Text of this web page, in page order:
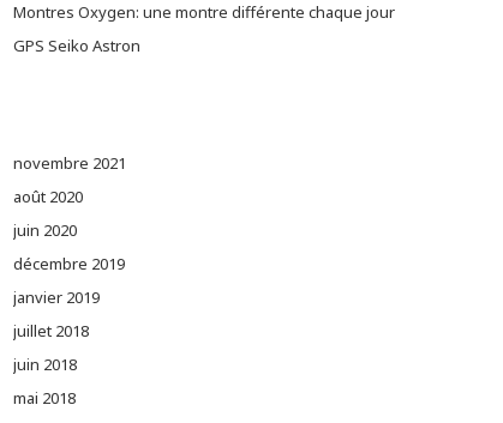
Montres Oxygen: une montre différente chaque jour
GPS Seiko Astron
novembre 2021
août 2020
juin 2020
décembre 2019
janvier 2019
juillet 2018
juin 2018
mai 2018